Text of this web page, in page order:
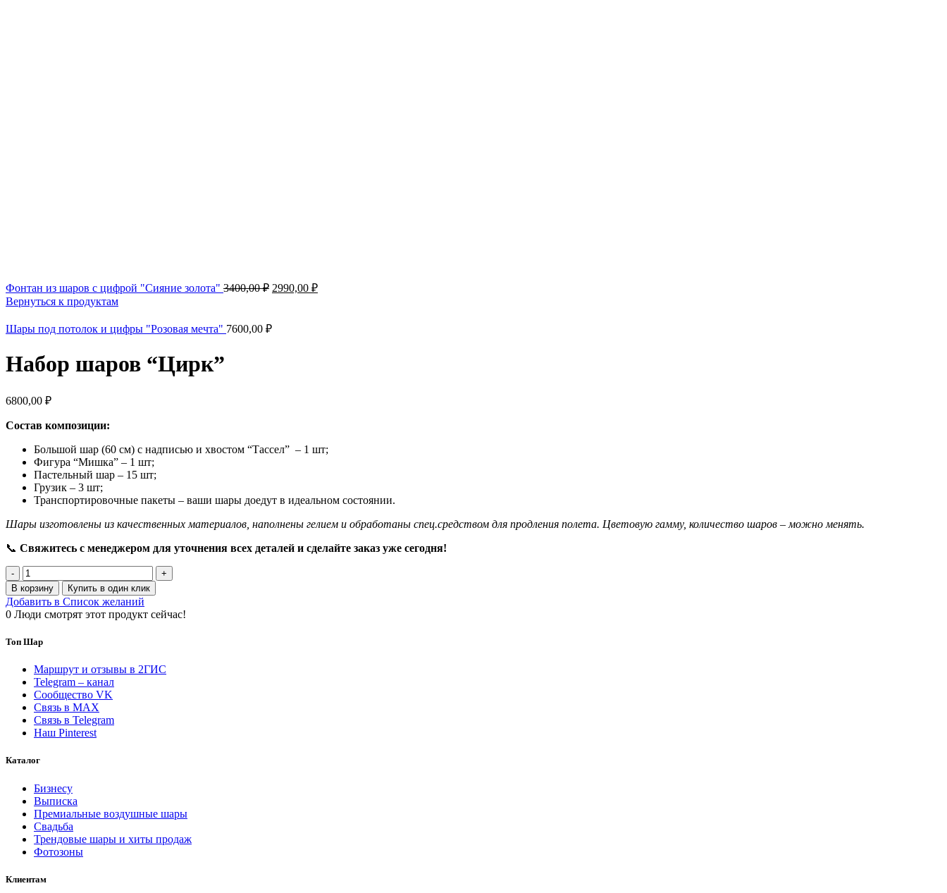
Фонтан из шаров с цифрой "Сияние золота" 3400,00₽ 2990,00 ₽
Вернуться к продуктам
Шары под потолок и цифры "Розовая мечта" 7600,00 ₽
Набор шаров “Цирк”
6800,00 ₽
Состав композиции:
Большой шар (60 см) с надписью и хвостом “Тассел” – 1 шт;
Фигура “Мишка” – 1 шт;
Пастельный шар – 15 шт;
Грузик – 3 шт;
Транспортировочные пакеты – ваши шары доедут в идеальном состоянии.
Шары изготовлены из качественных материалов, наполнены гелием и обработаны спец.средством для продления полета. Цветовую гамму, количество шаров – можно менять.
📞 Свяжитесь с менеджером для уточнения всех деталей и сделайте заказ уже сегодня!
В корзину Купить в один клик
Добавить в Список желаний
0 Люди смотрят этот продукт сейчас!
Топ Шар
Маршрут и отзывы в 2ГИС
Telegram – канал
Сообщество VK
Связь в MAX
Связь в Telegram
Наш Pinterest
Каталог
Бизнесу
Выписка
Премиальные воздушные шары
Свадьба
Трендовые шары и хиты продаж
Фотозоны
Клиентам